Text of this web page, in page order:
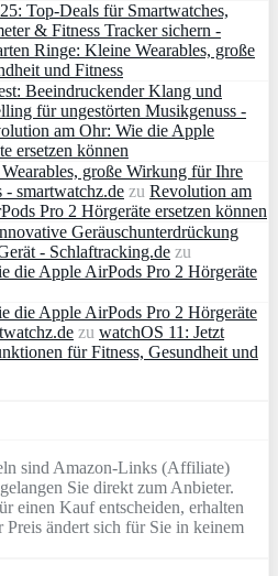
Top-Deals für Smartwatches,
& Fitness Tracker sichern -
Ringe: Kleine Wearables, große
und Fitness
Beeindruckender Klang und
für ungestörten Musikgenuss -
am Ohr: Wie die Apple
ersetzen können
große Wirkung für Ihre
- smartwatchz.de zu Revolution am
Pro 2 Hörgeräte ersetzen können
Geräuschunterdrückung
- Schlaftracking.de zu
die Apple AirPods Pro 2 Hörgeräte
die Apple AirPods Pro 2 Hörgeräte
zu watchOS 11: Jetzt
für Fitness, Gesundheit und
sind Amazon-Links (Affiliate)
Sie direkt zum Anbieter.
einen Kauf entscheiden, erhalten
ändert sich für Sie in keinem